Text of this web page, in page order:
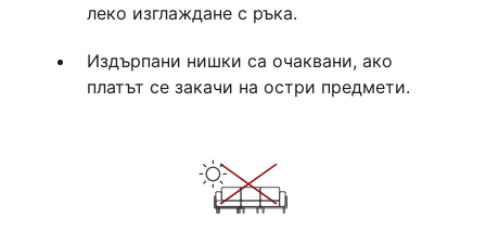
леко изглаждане с ръка.
Издърпани нишки са очаквани, ако
платът се закачи на остри предмети.